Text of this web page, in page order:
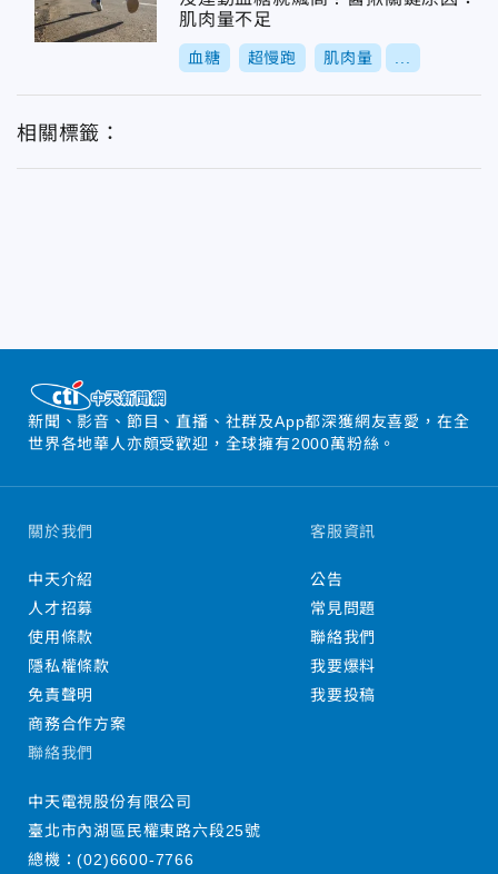
肌肉量不足
血糖 超慢跑 肌肉量
相關標籤：
新聞、影音、節目、直播、社群及App都深獲網友喜愛，在全
世界各地華人亦頗受歡迎，全球擁有2000萬粉絲。
關於我們
中天介紹
人才招募
使用條款
隱私權條款
免責聲明
商務合作方案
客服資訊
公告
常見問題
聯絡我們
我要爆料
我要投稿
聯絡我們
中天電視股份有限公司
臺北市內湖區民權東路六段25號
總機：(02)6600-7766